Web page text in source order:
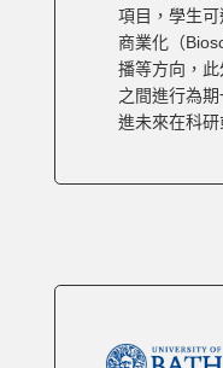
項目，學生
商業化（
播等方向，
之間進行為
進未來在科研